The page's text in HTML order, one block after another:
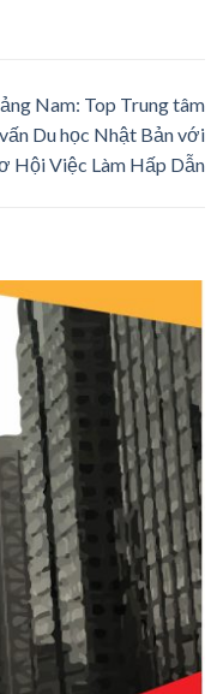
Nam: Top Trung tâm
Du học Nhật Bản với
Hội Việc Làm Hấp Dẫn